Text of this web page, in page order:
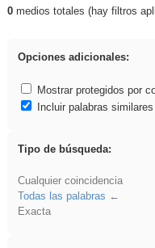
Resultados de:
0medios totales (hay filtros
Opciones adicionales:
Mostrar protegidos por
Incluir palabras similares
Tipo de búsqueda:
Cualquier coincidencia
Todas las palabras
Exacta